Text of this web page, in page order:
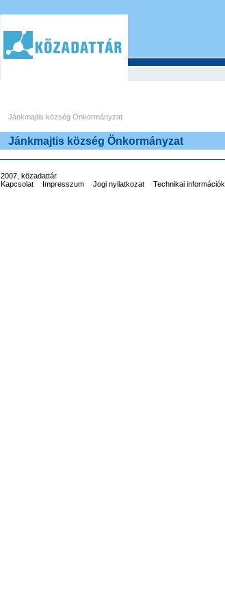
Jánkmajtis község Önkormányzat
Jánkmajtis község Önkormányzat
2007, közadattár
Kapcsolat
Impresszum Jogi nyilatkozat Technikai információk